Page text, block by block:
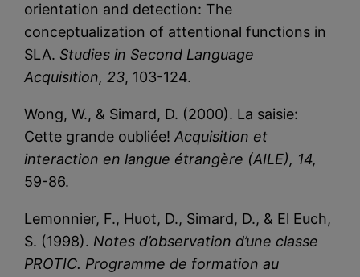
orientation and detection: The
conceptualization of attentional functions in
SLA. Studies in Second Language
Acquisition, 23, 103-124.
Wong, W., & Simard, D. (2000). La saisie:
Cette grande oubliée!Acquisition et
interaction en langue étrangère (AILE), 14,
59-86.
Lemonnier, F., Huot, D., Simard, D., & El Euch,
S. (1998). Notes d’observation d’une classe
PROTIC. Programme de formation au